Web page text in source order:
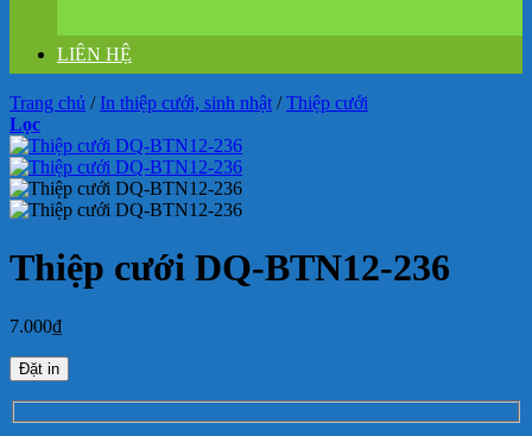
LIÊN HỆ
Trang chủ / In thiệp cưới, sinh nhật / Thiệp cưới
Lọc
Thiệp cưới DQ-BTN12-236
7.000₫
Đặt in